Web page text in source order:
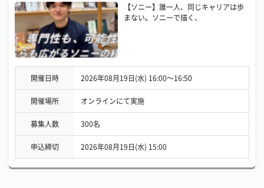
【ソニー】誰一人、同じキャリアは歩
まない。ソニーで描く、
開催日時 2026年08月19日(水) 16:00〜16:50
開催場所 オンラインにて実施
募集人数 300名
申込締切 2026年08月19日(水) 15:00